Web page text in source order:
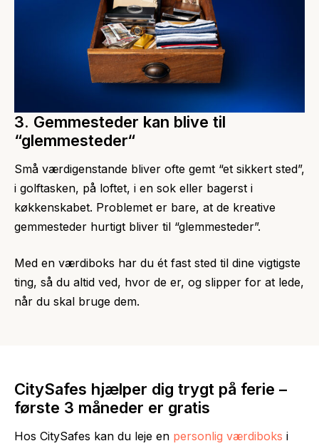
3. Gemmesteder kan blive til
“glemmesteder“
Små værdigenstande bliver ofte gemt “et sikkert sted”,
i golftasken, på loftet, i en sok eller bagerst i
køkkenskabet. Problemet er bare, at de kreative
gemmesteder hurtigt bliver til “glemmesteder”.
Med en værdiboks har du ét fast sted til dine vigtigste
ting, så du altid ved, hvor de er, og slipper for at lede,
når du skal bruge dem.
CitySafes hjælper dig trygt på ferie –
første 3 måneder er gratis
Hos CitySafes kan du leje en personlig værdiboks i